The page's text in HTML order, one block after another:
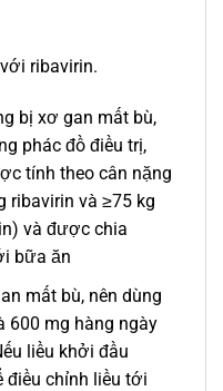
ribavirin.
bị xơ gan mất bù,
phác đồ điều trị,
tính theo cân nặng
ribavirin và ≥75 kg
và được chia
bữa ăn
mất bù, nên dùng
600 mg hàng ngày
liều khởi đầu
điều chỉnh liều tới